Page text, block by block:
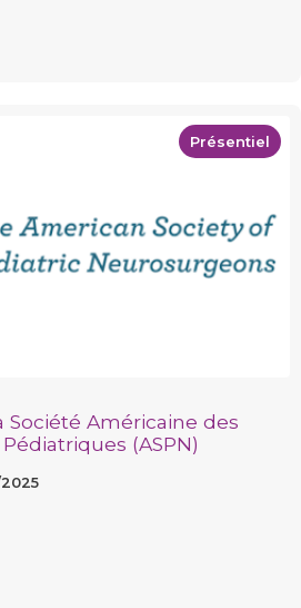
Présentiel
Société Américaine des
(ASPN)